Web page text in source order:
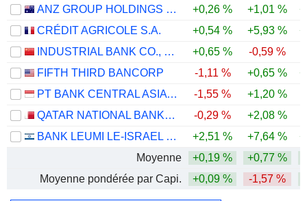
ANZ GROUP HOLDINGS LIMITED
+0,26 % +1,01 %
CRÉDIT AGRICOLE S.A.
+0,54 % +5,93 %
INDUSTRIAL BANK CO., LTD.
+0,65 % -0,59 %
FIFTH THIRD BANCORP
-1,11 % +0,65 %
PT BANK CENTRAL ASIA TBK
-1,55 % +1,20 %
QATAR NATIONAL BANK (Q.P.S.C.)
-0,29 % +2,08 %
BANK LEUMI LE-ISRAEL B.M.
+2,51 % +7,64 %
Moyenne
+0,19 % +0,77 %
Moyenne pondérée par Capi.
+0,09 % -1,57 %